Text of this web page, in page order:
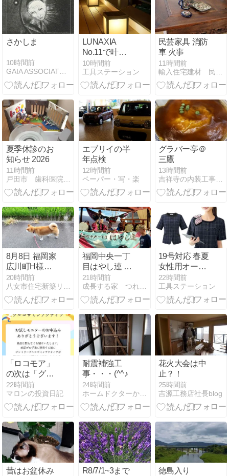
さかしま
10時間前
LUNAXIA
No.11で叶え
る高品質ガー
デンライト
10時間前
工具ステーション
民芸家具 消防
車 火事
11時間前
夏季休診のお
知らせ 2026
11時間前
エブリイの半
年点検
12時間前
ペーパー・写・楽
グラバー亭＠
三鷹
13時間前
吉祥寺の内装工事屋ｶｻﾊﾗ装美社長
8月8日 福岡家
広川町H様住
宅新築工事の
システムバス
TOTOシンラ
20時間前
福岡中央一丁
目はやし連 ～
上福岡七夕祭
り・初日～
21時間前
成長する家 つれづれ日記
19号対応 春夏
女性用オーバ
ーブラウスの
詳細レビュー
22時間前
工具ステーション
「ロコモア」
の次は「グル
コサミンアク
ティブ」届く
みたい
22時間前
マロンの投資日記
耐震補強工
事・・・(^^♪
24時間前
ホームドクターかいしん君が行く！！
花火大会は中
止？！
25時間前
吉源工務店社長blog
昔はお盆休み
R8/7/1~3まで
徳島入り